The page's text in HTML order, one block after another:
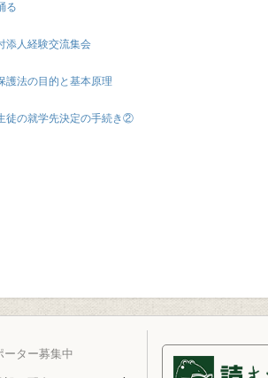
る
添人経験交流集会
護法の目的と基本原理
徒の就学先決定の手続き②
ーター募集中